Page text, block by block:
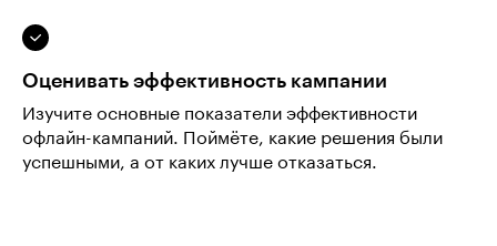
Оценивать эффективность кампании
Изучите основные показатели эффективности
офлайн-кампаний. Поймёте, какие решения были
успешными, а от каких лучше отказаться.